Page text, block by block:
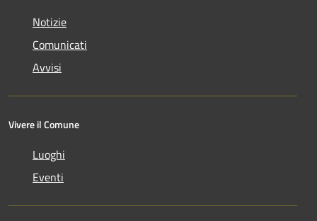
Notizie
Comunicati
Avvisi
Vivere il Comune
Luoghi
Eventi